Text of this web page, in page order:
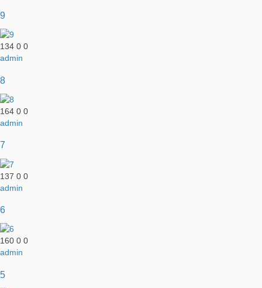
9
134 0 0
admin
8
164 0 0
admin
7
137 0 0
admin
6
160 0 0
admin
5